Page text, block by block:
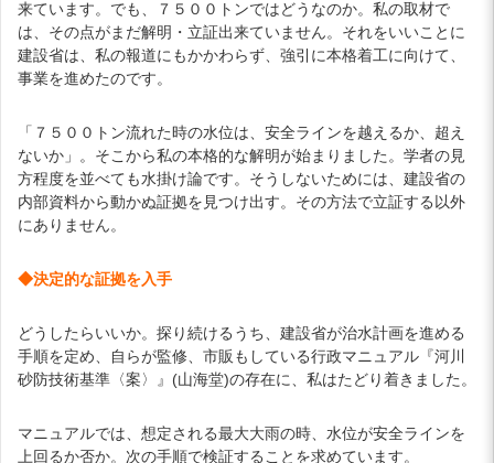
来ています。でも、７５００トンではどうなのか。私の取材で
は、その点がまだ解明・立証出来ていません。それをいいことに
建設省は、私の報道にもかかわらず、強引に本格着工に向けて、
事業を進めたのです。
「７５００トン流れた時の水位は、安全ラインを越えるか、超え
ないか」。そこから私の本格的な解明が始まりました。学者の見
方程度を並べても水掛け論です。そうしないためには、建設省の
内部資料から動かぬ証拠を見つけ出す。その方法で立証する以外
にありません。
◆決定的な証拠を入手
どうしたらいいか。探り続けるうち、建設省が治水計画を進める
手順を定め、自らが監修、市販もしている行政マニュアル『河川
砂防技術基準〈案〉』(山海堂)の存在に、私はたどり着きました。
マニュアルでは、想定される最大大雨の時、水位が安全ラインを
上回るか否か。次の手順で検証することを求めています。